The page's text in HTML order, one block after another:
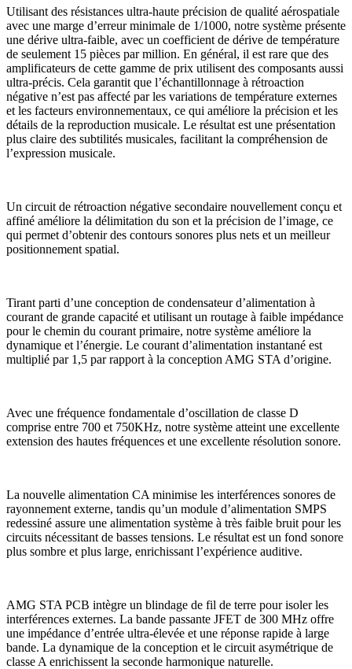
Utilisant des résistances ultra-haute précision de qualité aérospatiale
avec une marge d’erreur minimale de 1/1000, notre système présente
une dérive ultra-faible, avec un coefficient de dérive de température
de seulement 15 pièces par million. En général, il est rare que des
amplificateurs de cette gamme de prix utilisent des composants aussi
ultra-précis. Cela garantit que l’échantillonnage à rétroaction
négative n’est pas affecté par les variations de température externes
et les facteurs environnementaux, ce qui améliore la précision et les
détails de la reproduction musicale. Le résultat est une présentation
plus claire des subtilités musicales, facilitant la compréhension de
l’expression musicale.
Un circuit de rétroaction négative secondaire nouvellement conçu et
affiné améliore la délimitation du son et la précision de l’image, ce
qui permet d’obtenir des contours sonores plus nets et un meilleur
positionnement spatial.
Tirant parti d’une conception de condensateur d’alimentation à
courant de grande capacité et utilisant un routage à faible impédance
pour le chemin du courant primaire, notre système améliore la
dynamique et l’énergie. Le courant d’alimentation instantané est
multiplié par 1,5 par rapport à la conception AMG STA d’origine.
Avec une fréquence fondamentale d’oscillation de classe D
comprise entre 700 et 750KHz, notre système atteint une excellente
extension des hautes fréquences et une excellente résolution sonore.
La nouvelle alimentation CA minimise les interférences sonores de
rayonnement externe, tandis qu’un module d’alimentation SMPS
redessiné assure une alimentation système à très faible bruit pour les
circuits nécessitant de basses tensions. Le résultat est un fond sonore
plus sombre et plus large, enrichissant l’expérience auditive.
AMG STA PCB intègre un blindage de fil de terre pour isoler les
interférences externes. La bande passante JFET de 300 MHz offre
une impédance d’entrée ultra-élevée et une réponse rapide à large
bande. La dynamique de la conception et le circuit asymétrique de
classe A enrichissent la seconde harmonique naturelle.